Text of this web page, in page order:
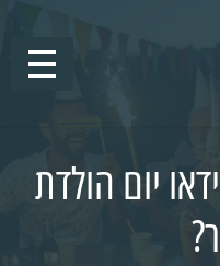
יום הולדת